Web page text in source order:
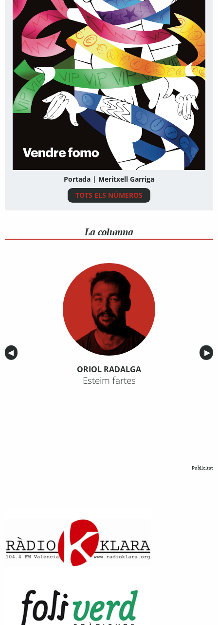
Portada | Meritxell Garriga
TOTS ELS NÚMEROS
La columna
Anterior
◀︎ ▶︎
ORIOL RADALGA
Esteim fartes
Publicitat